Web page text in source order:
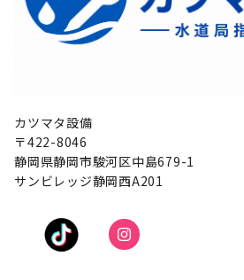
カツマタ設備
〒422-8046
静岡県静岡市駿河区中島679-1
サンビレッジ静岡西A201